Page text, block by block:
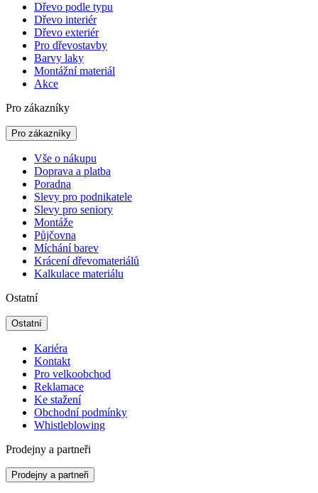
Dřevo podle typu
Dřevo interiér
Dřevo exteriér
Pro dřevostavby
Barvy laky
Montážní materiál
Akce
Pro zákazníky
Pro zákazníky
Vše o nákupu
Doprava a platba
Poradna
Slevy pro podnikatele
Slevy pro seniory
Montáže
Půjčovna
Míchání barev
Krácení dřevomateriálů
Kalkulace materiálu
Ostatní
Ostatní
Kariéra
Kontakt
Pro velkoobchod
Reklamace
Ke stažení
Obchodní podmínky
Whistleblowing
Prodejny a partneři
Prodejny a partneři